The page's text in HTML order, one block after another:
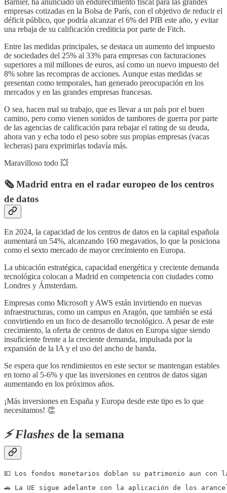
Barnier, ha anunciado un endurecimiento fiscal para las grandes
empresas cotizadas en la Bolsa de París, con el objetivo de reducir el
déficit público, que podría alcanzar el 6% del PIB este año, y evitar
una rebaja de su calificación crediticia por parte de Fitch.
Entre las medidas principales, se destaca un aumento del impuesto
de sociedades del 25% al 33% para empresas con facturaciones
superiores a mil millones de euros, así como un nuevo impuesto del
8% sobre las recompras de acciones. Aunque estas medidas se
presentan como temporales, han generado preocupación en los
mercados y en las grandes empresas francesas.
O sea, hacen mal su trabajo, que es llevar a un país por el buen
camino, pero como vienen sonidos de tambores de guerra por parte
de las agencias de calificación para rebajar el rating de su deuda,
ahora van y echa todo el peso sobre sus propias empresas (vacas
lecheras) para exprimirlas todavía más.
Maravilloso todo 💥
🗞️ Madrid entra en el radar europeo de los centros
de datos
En 2024, la capacidad de los centros de datos en la capital española
aumentará un 54%, alcanzando 160 megavatios, lo que la posiciona
como el sexto mercado de mayor crecimiento en Europa.
La ubicación estratégica, capacidad energética y creciente demanda
tecnológica colocan a Madrid en competencia con ciudades como
Londres y Ámsterdam.
Empresas como Microsoft y AWS están invirtiendo en nuevas
infraestructuras, como un campus en Aragón, que también se está
convirtiendo en un foco de desarrollo tecnológico. A pesar de este
crecimiento, la oferta de centros de datos en Europa sigue siendo
insuficiente frente a la creciente demanda, impulsada por la
expansión de la IA y el uso del ancho de banda.
Se espera que los rendimientos en este sector se mantengan estables
en torno al 5-6% y que las inversiones en centros de datos sigan
aumentando en los próximos años.
¡Más inversiones en España y Europa desde este tipo es lo que
necesitamos! 👏
⚡️ Flashes de la semana
💶 Los fondos monetarios doblan su patrimonio aun
🚗 La UE sigue adelante con la aplicación de los